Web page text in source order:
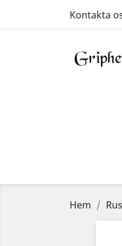
Kontakta
Hem